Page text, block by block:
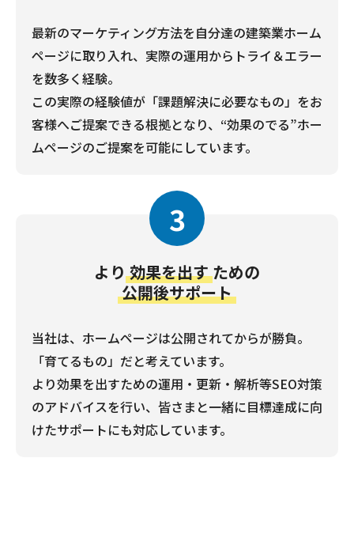
最新のマーケティング方法を自分達の建築業ホーム
ページに取り入れ、実際の運用からトライ＆エラー
を数多く経験。
この実際の経験値が「課題解決に必要なもの」をお
客様へご提案できる根拠となり、“効果のでる”ホー
ムページのご提案を可能にしています。
3
より 効果を出す ための
公開後サポート
当社は、ホームページは公開されてからが勝負。
「育てるもの」だと考えています。
より効果を出すための運用・更新・解析等SEO対策
のアドバイスを行い、皆さまと一緒に目標達成に向
けたサポートにも対応しています。